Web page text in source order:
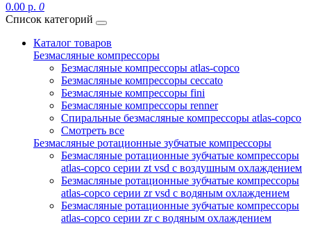
0.00 р. 0
Список категорий
Каталог товаров
Безмасляные компрессоры
Безмасляные компрессоры atlas-copco
Безмасляные компрессоры ceccato
Безмасляные компрессоры fini
Безмасляные компрессоры renner
Спиральные безмасляные компрессоры atlas-copco
Смотреть все
Безмасляные ротационные зубчатые компрессоры
Безмасляные ротационные зубчатые компрессоры
atlas-copco серии zt vsd с воздушным охлаждением
Безмасляные ротационные зубчатые компрессоры
atlas-copco серии zr vsd с водяным охлаждением
Безмасляные ротационные зубчатые компрессоры
atlas-copco серии zr с водяным охлаждением